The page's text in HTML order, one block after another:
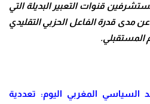
قنوات التعبير البديلة التي
مدى قدرة الفاعل الحزبي التقليدي
المستقبلي.
السياسي المغربي اليوم: تعددية